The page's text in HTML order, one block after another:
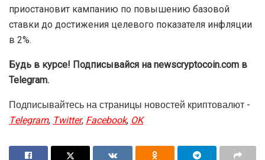
приостановит кампанию по повышению базовой
ставки до достижения целевого показателя инфляции
в 2%.
Будь в курсе! Подписывайся на newscryptocoin.com в
Telegram.
Подписывайтесь на страницы новостей криптовалют -
Telegram,Twitter,Facebook,OK